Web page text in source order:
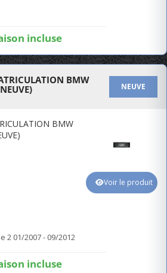
incluse
BMW
NEUVE
BMW
2 01/2007 - 09/2012
incluse
Voir le produit